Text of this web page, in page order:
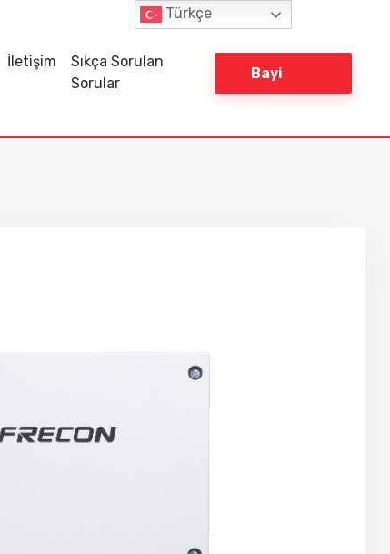
İletişim
Sıkça Sorulan
Sorular
Bayi
Türkçe